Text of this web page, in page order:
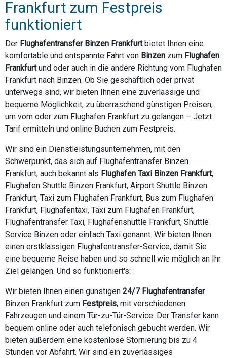
Frankfurt zum Festpreis
funktioniert
Der Flughafentransfer Binzen Frankfurtbietet Ihnen eine
komfortable und entspannte Fahrt von Binzen zum Flughafen
Frankfurtund oder auch in die andere Richtung vom Flughafen
Frankfurt nach Binzen. Ob Sie geschäftlich oder privat
unterwegs sind, wir bieten Ihnen eine zuverlässige und
bequeme Möglichkeit, zu überraschend günstigen Preisen,
um vom oder zum Flughafen Frankfurt zu gelangen – Jetzt
Tarif ermitteln und online Buchen zum Festpreis.
Wir sind ein Dienstleistungsunternehmen, mit den
Schwerpunkt, das sich auf Flughafentransfer Binzen
Frankfurt, auch bekannt als Flughafen Taxi Binzen Frankfurt,
Flughafen Shuttle Binzen Frankfurt, Airport Shuttle Binzen
Frankfurt, Taxi zum Flughafen Frankfurt, Bus zum Flughafen
Frankfurt, Flughafentaxi, Taxi zum Flughafen Frankfurt,
Flughafentransfer Taxi, Flughafenshuttle Frankfurt, Shuttle
Service Binzen oder einfach Taxi genannt. Wir bieten Ihnen
einen erstklassigen Flughafentransfer-Service, damit Sie
eine bequeme Reise haben und so schnell wie möglich an Ihr
Ziel gelangen. Und so funktioniert's:
Wir bieten Ihnen einen günstigen 24/7 Flughafentransfer
Binzen Frankfurt zum Festpreis, mit verschiedenen
Fahrzeugen und einem Tür-zu-Tür-Service. Der Transfer kann
bequem online oder auch telefonisch gebucht werden. Wir
bieten außerdem eine kostenlose Stornierung bis zu 4
Stunden vor Abfahrt. Wir sind ein zuverlässiges